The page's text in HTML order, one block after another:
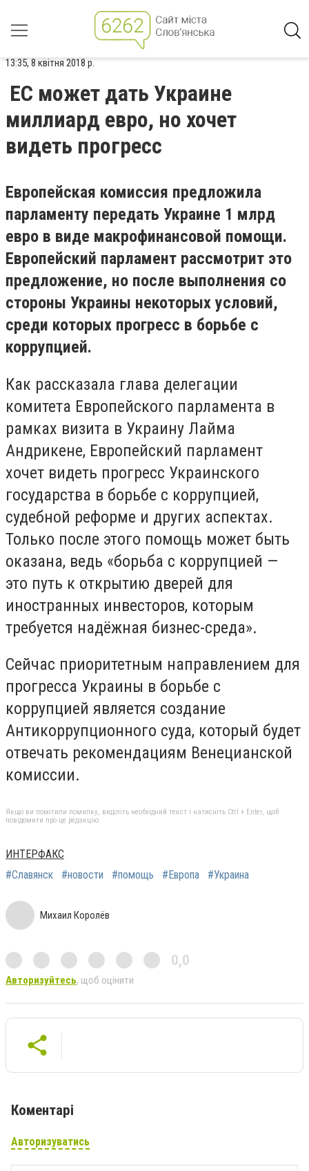
13:35, 8 квітня 2018 р.
ЕС может дать Украине
миллиард евро, но хочет
видеть прогресс
Европейская комиссия предложила
парламенту передать Украине 1 млрд
евро в виде макрофинансовой помощи.
Европейский парламент рассмотрит это
предложение, но после выполнения со
стороны Украины некоторых условий,
среди которых прогресс в борьбе с
коррупцией.
Как рассказала глава делегации
комитета Европейского парламента в
рамках визита в Украину Лайма
Андрикене, Европейский парламент
хочет видеть прогресс Украинского
государства в борьбе с коррупцией,
судебной реформе и других аспектах.
Только после этого помощь может быть
оказана, ведь «борьба с коррупцией —
это путь к открытию дверей для
иностранных инвесторов, которым
требуется надёжная бизнес-среда».
Сейчас приоритетным направлением для
прогресса Украины в борьбе с
коррупцией является создание
Антикоррупционного суда, который будет
отвечать рекомендациям Венецианской
комиссии.
Якщо ви помітили помилку, виділіть необхідний текст і натисніть Ctrl + Enter, щоб
повідомити про це редакцію
ИНТЕРФАКС
#Славянск
#новости #помощь #Европа #Украина
Михаил Королёв
0,0
Авторизуйтесь, щоб оцінити
Коментарі
Авторизуватись